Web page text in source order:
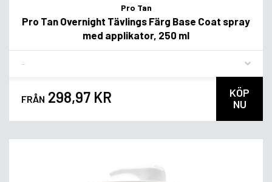
Pro Tan
Pro Tan Overnight Tävlings Färg Base Coat spray
med applikator, 250 ml
FRÅN 298,97 KR
KÖP
NU